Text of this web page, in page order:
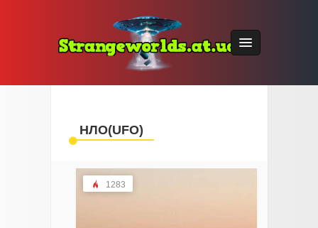
НЛО(UFO)
1283